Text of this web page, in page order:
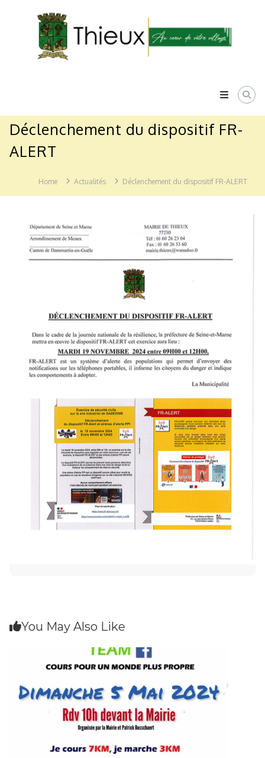
Mairie
votre
village
Déclenchement du dispositif FR-
ALERT
Home Actualités Déclenchement du dispositif FR-ALERT
You May Also Like